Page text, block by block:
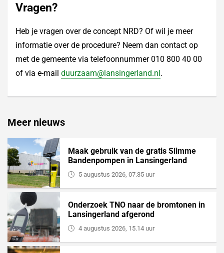
Vragen?
Heb je vragen over de concept NRD? Of wil je meer
informatie over de procedure? Neem dan contact op
met de gemeente via telefoonnummer 010 800 40 00
of via e-mail duurzaam@lansingerland.nl.
Meer nieuws
Maak gebruik van de gratis Slimme
Bandenpompen in Lansingerland
5 augustus 2026, 07.35 uur
Onderzoek TNO naar de bromtonen in
Lansingerland afgerond
4 augustus 2026, 15.14 uur